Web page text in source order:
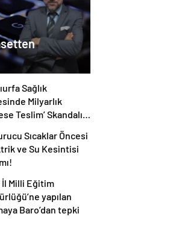
Sağlık
Milyarlık
Teslim’ Skandalı
Sıcaklar Öncesi
ve Su Kesintisi
İl Milli Eğitim
yapılan
Baro’dan tepki